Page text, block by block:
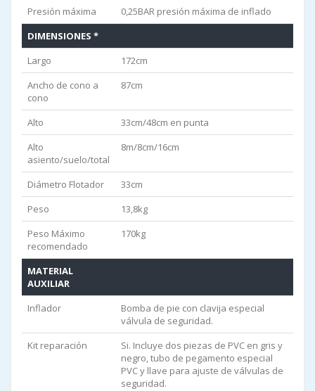
Presión máxima
0,25BAR presión máxima de inflado
DIMENSIONES *
Largo
172cm
Ancho de cono a
cono
87cm
Alto
33cm/48cm en punta
Alto
asiento/suelo/total
8m/8cm/16cm
Diámetro Flotador
33cm
Peso
13,8kg
Peso Máximo
recomendado
170kg
MATERIAL
AUXILIAR
Inflador
Bomba de pie con clavija especial
válvula de seguridad.
Kit reparación
Si. Incluye dos piezas de PVC en gris y
negro, tubo de pegamento especial
PVC y llave para ajuste de válvulas de
seguridad.